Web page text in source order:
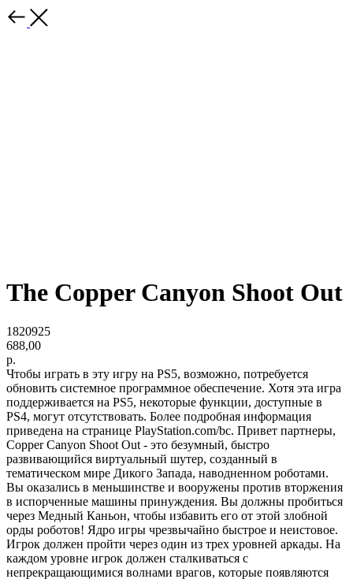
The Copper Canyon Shoot Out
1820925
688,00
р.
Чтобы играть в эту игру на PS5, возможно, потребуется
обновить системное программное обеспечение. Хотя эта игра
поддерживается на PS5, некоторые функции, доступные в
PS4, могут отсутствовать. Более подробная информация
приведена на странице PlayStation.com/bc. Привет партнеры,
Copper Canyon Shoot Out - это безумный, быстро
развивающийся виртуальный шутер, созданный в
тематическом мире Дикого Запада, наводненном роботами.
Вы оказались в меньшинстве и вооружены против вторжения
в испорченные машины принуждения. Вы должны пробиться
через Медный Каньон, чтобы избавить его от этой злобной
орды роботов! Ядро игры чрезвычайно быстрое и неистовое.
Игрок должен пройти через один из трех уровней аркады. На
каждом уровне игрок должен сталкиваться с
непрекращающимися волнами врагов, которые появляются